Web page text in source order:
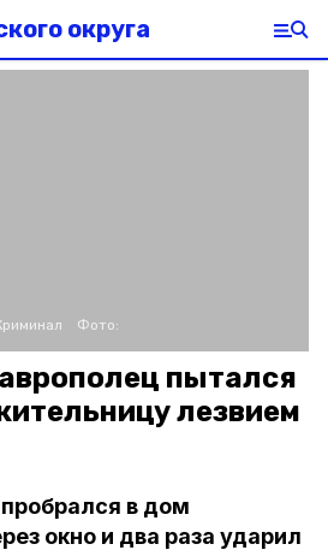
округа
Фото:
пытался
лезвием
в дом
окно и два раза ударил